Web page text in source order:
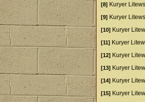
[8] Kuryer
[9] Kuryer
[10] Kuryer
[11] Kuryer
[12] Kuryer
[13] Kuryer
[14] Kuryer
[15] Kuryer